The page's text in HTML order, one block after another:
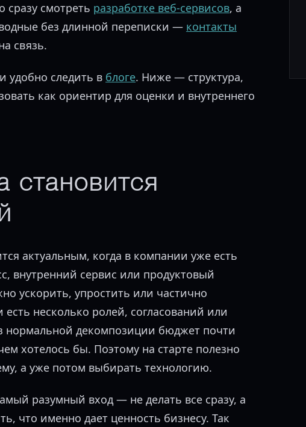
смотреть разработке веб-сервисов, а
без длинной переписки — контакты
связь.
удобно следить в блоге. Ниже — структура,
как ориентир для оценки и внутреннего
становится
актуальным, когда в компании уже есть
внутренний сервис или продуктовый
ускорить, упростить или частично
есть несколько ролей, согласований или
нормальной декомпозиции бюджет почти
хотелось бы. Поэтому на старте полезно
а уже потом выбирать технологию.
разумный вход — не делать все сразу, а
что именно дает ценность бизнесу. Так